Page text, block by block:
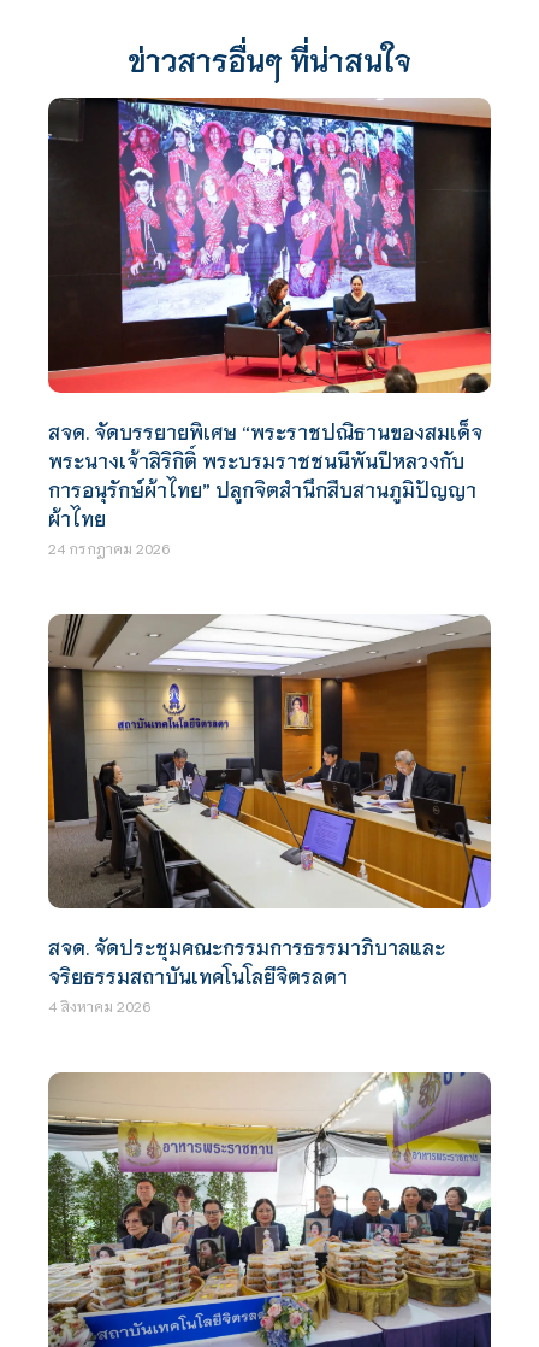
ข่าวสารอื่นๆ ที่น่าสนใจ
สจด. จัดบรรยายพิเศษ “พระราชปณิธานของสมเด็จ
พระนางเจ้าสิริกิติ์ พระบรมราชชนนีพันปีหลวงกับ
การอนุรักษ์ผ้าไทย” ปลูกจิตสำนึกสืบสานภูมิปัญญา
ผ้าไทย
24 กรกฎาคม 2026
สจด. จัดประชุมคณะกรรมการธรรมาภิบาลและ
จริยธรรมสถาบันเทคโนโลยีจิตรลดา
4 สิงหาคม 2026